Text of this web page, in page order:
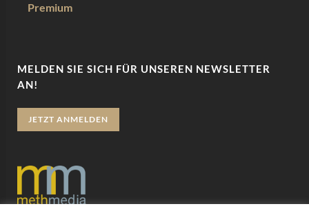
Premium
MELDEN SIE SICH FÜR UNSEREN NEWSLETTER
AN!
JETZT ANMELDEN